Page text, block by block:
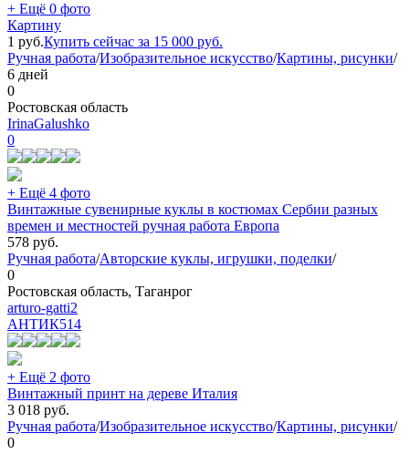
+ Ещё 0 фото
Картину
1 руб.Купить сейчас за 15 000 руб.
Ручная работа/Изобразительное искусство/Картины, рисунки/
6 дней
0
Ростовская область
IrinaGalushko
0
+ Ещё 4 фото
Винтажные сувенирные куклы в костюмах Сербии разных
времен и местностей ручная работа Европа
578 руб.
Ручная работа/Авторские куклы, игрушки, поделки/
0
Ростовская область, Таганрог
arturo-gatti2
АНТИК514
+ Ещё 2 фото
Винтажный принт на дереве Италия
3 018 руб.
Ручная работа/Изобразительное искусство/Картины, рисунки/
0